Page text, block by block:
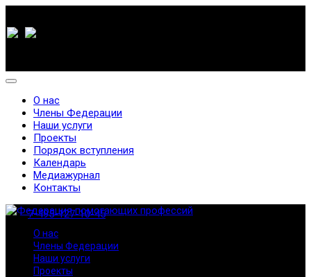
7-495-127-10-45
О нас
Члены Федерации
Наши услуги
Проекты
Порядок вступления
Календарь
Медиажурнал
Контакты
О нас
Члены Федерации
Наши услуги
Проекты